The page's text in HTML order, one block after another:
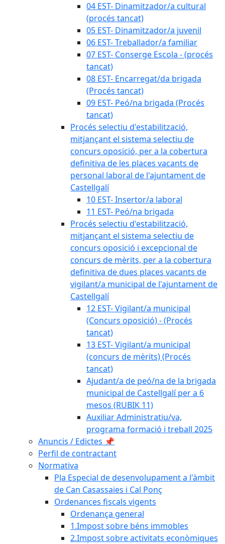
04 EST- Dinamitzador/a cultural
(procés tancat)
05 EST- Dinamitzador/a juvenil
06 EST- Treballador/a familiar
07 EST- Conserge Escola - (procés
tancat)
08 EST- Encarregat/da brigada
(Procés tancat)
09 EST- Peó/na brigada (Procés
tancat)
Procés selectiu d'estabilització,
mitjançant el sistema selectiu de
concurs oposició, per a la cobertura
definitiva de les places vacants de
personal laboral de l'ajuntament de
Castellgalí
10 EST- Insertor/a laboral
11 EST- Peó/na brigada
Procés selectiu d'estabilització,
mitjançant el sistema selectiu de
concurs oposició i excepcional de
concurs de mèrits, per a la cobertura
definitiva de dues places vacants de
vigilant/a municipal de l'ajuntament de
Castellgalí
12 EST- Vigilant/a municipal
(Concurs oposició) - (Procés
tancat)
13 EST- Vigilant/a municipal
(concurs de mèrits) (Procés
tancat)
Ajudant/a de peó/na de la brigada
municipal de Castellgalí per a 6
mesos (RUBIK 11)
Auxiliar Administratiu/va,
programa formació i treball 2025
Anuncis / Edictes 📌
Perfil de contractant
Normativa
Pla Especial de desenvolupament a l'àmbit
de Can Casassaies i Cal Ponç
Ordenances fiscals vigents
Ordenança general
1.Impost sobre béns immobles
2.Impost sobre activitats econòmiques